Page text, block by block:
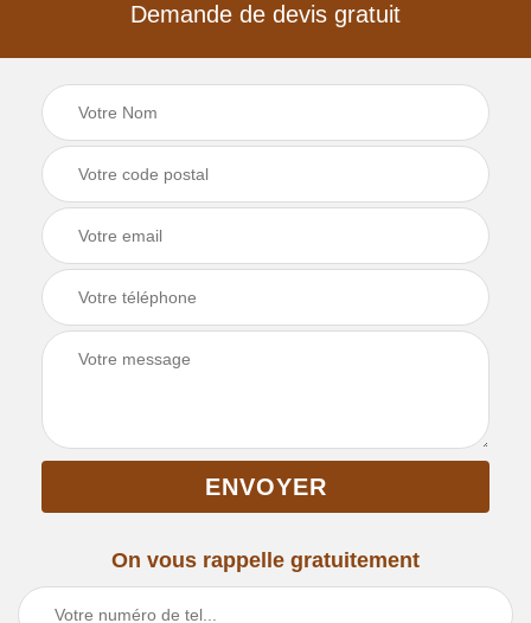
Demande de devis gratuit
On vous rappelle gratuitement